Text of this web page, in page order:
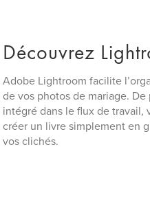
Découvrez
Adobe Lightroom facilite
de vos photos de mariage. De
intégré dans le flux de travail,
créer un livre simplement en
vos clichés.